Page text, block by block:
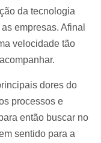
da tecnologia
empresas. Afinal
velocidade tão
dores do
processos e
então buscar no
sentido para a